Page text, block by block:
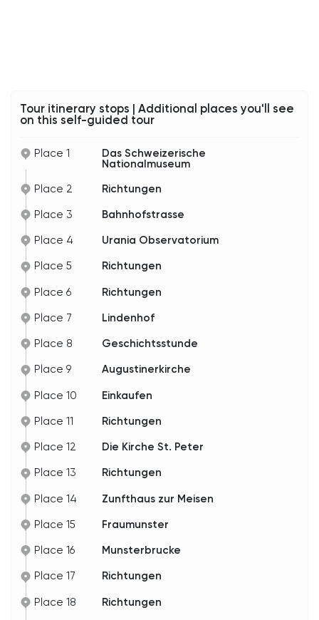
Tour itinerary stops | Additional places you'll see
on this self-guided tour
Place 1
Das Schweizerische
Nationalmuseum
Place 2
Richtungen
Place 3 Bahnhofstrasse
Place 4 Urania Observatorium
Place 5 Richtungen
Place 6 Richtungen
Place 7 Lindenhof
Place 8 Geschichtsstunde
Place 9 Augustinerkirche
Place 10 Einkaufen
Place 11 Richtungen
Place 12 Die Kirche St. Peter
Place 13 Richtungen
Place 14 Zunfthaus zur Meisen
Place 15 Fraumunster
Place 16 Munsterbrucke
Place 17 Richtungen
Place 18 Richtungen